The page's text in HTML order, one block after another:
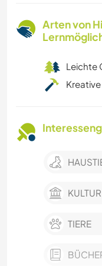
Arten von
Leichte
KULTUR
TIERE